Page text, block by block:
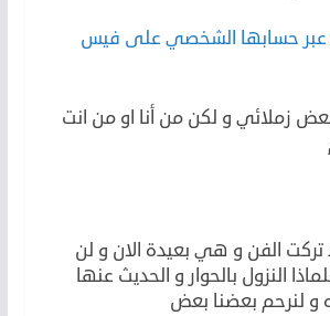
عبر حسابها الشخصي على فيس
زملائي و لكن من أنا او من انت
الفن و هي بعيدة الان و لن
النزول بالحوار و الحديث عنها
و لنرحم بعضنا بعض